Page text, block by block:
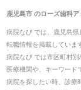
鹿児島市のローズ歯科ア
病院なび では、 鹿児島県
転職情報を掲載していま
病院なび では市区町村
医療機関や、キーワード
病院を探したい時、診療